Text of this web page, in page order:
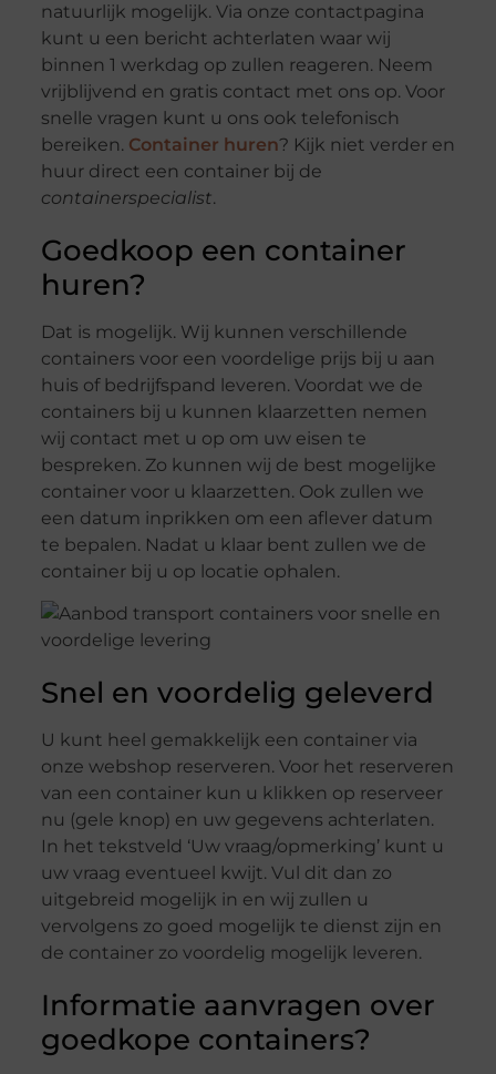
natuurlijk mogelijk. Via onze contactpagina
kunt u een bericht achterlaten waar wij
binnen 1 werkdag op zullen reageren. Neem
vrijblijvend en gratis contact met ons op. Voor
snelle vragen kunt u ons ook telefonisch
bereiken. Container huren? Kijk niet verder en
huur direct een container bij de
containerspecialist.
Goedkoop een container
huren?
Dat is mogelijk. Wij kunnen verschillende
containers voor een voordelige prijs bij u aan
huis of bedrijfspand leveren. Voordat we de
containers bij u kunnen klaarzetten nemen
wij contact met u op om uw eisen te
bespreken. Zo kunnen wij de best mogelijke
container voor u klaarzetten. Ook zullen we
een datum inprikken om een aflever datum
te bepalen. Nadat u klaar bent zullen we de
container bij u op locatie ophalen.
Snel en voordelig geleverd
U kunt heel gemakkelijk een container via
onze webshop reserveren. Voor het reserveren
van een container kun u klikken op reserveer
nu (gele knop) en uw gegevens achterlaten.
In het tekstveld ‘Uw vraag/opmerking’ kunt u
uw vraag eventueel kwijt. Vul dit dan zo
uitgebreid mogelijk in en wij zullen u
vervolgens zo goed mogelijk te dienst zijn en
de container zo voordelig mogelijk leveren.
Informatie aanvragen over
goedkope containers?